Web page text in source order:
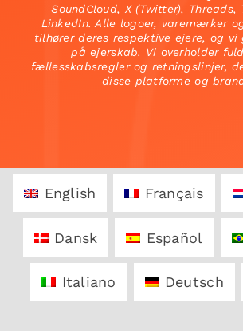
SoundCloud, X (Twitter), Threads,
LinkedIn. Alle logoer, varemærker
tilhører deres respektive ejere, og vi
på ejerskab. Vi overholder
fællesskabsregler og retningslinjer,
disse platforme og
English Français
Dansk Español
Italiano Deutsch